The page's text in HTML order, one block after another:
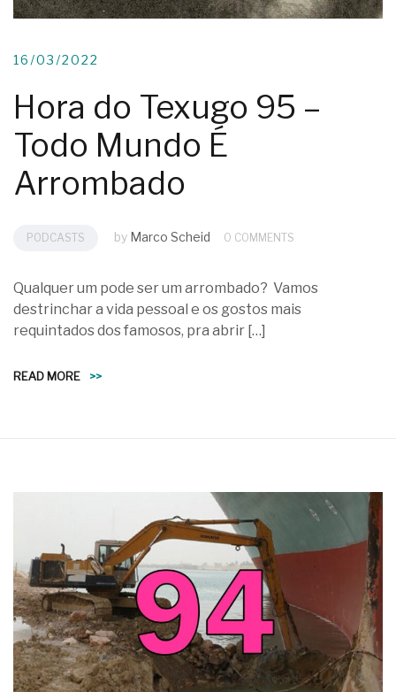
16/03/2022
Hora do Texugo 95 –
Todo Mundo É
Arrombado
PODCASTS by Marco Scheid 0 COMMENTS
Qualquer um pode ser um arrombado? Vamos
destrinchar a vida pessoal e os gostos mais
requintados dos famosos, pra abrir […]
READ MORE >>